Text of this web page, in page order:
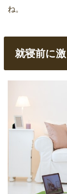
ね。
就寝前に